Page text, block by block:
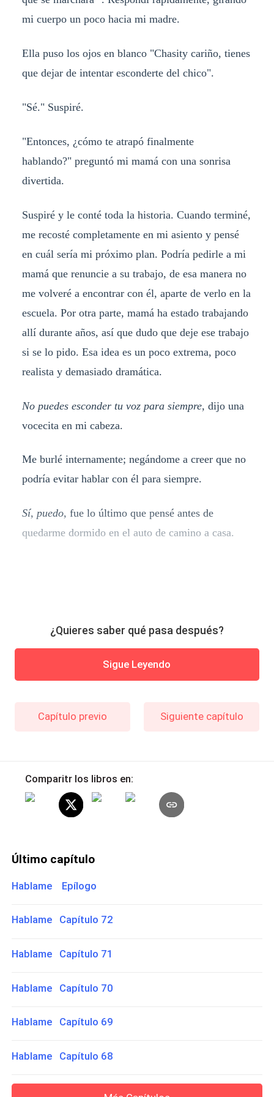
mi cuerpo un poco hacia mi madre.
Ella puso los ojos en blanco "Chasity cariño, tienes
que dejar de intentar esconderte del chico".
"Sé." Suspiré.
"Entonces, ¿cómo te atrapó finalmente
hablando?" preguntó mi mamá con una sonrisa
divertida.
Suspiré y le conté toda la historia. Cuando terminé,
me recosté completamente en mi asiento y pensé
en cuál sería mi próximo plan. Podría pedirle a mi
mamá que renuncie a su trabajo, de esa manera no
me volveré a encontrar con él, aparte de verlo en la
escuela. Por otra parte, mamá ha estado trabajando
allí durante años, así que dudo que deje ese trabajo
si se lo pido. Esa idea es un poco extrema, poco
realista y demasiado dramática.
No puedes esconder tu voz para siempre, dijo una
vocecita en mi cabeza.
Me burlé internamente; negándome a creer que no
podría evitar hablar con él para siempre.
Sí, puedo, fue lo último que pensé antes de
quedarme dormido en el auto de camino a casa.
¿Quieres saber qué pasa después?
Sigue Leyendo
Capítulo previo Siguiente capítulo
Comparitr los libros en:
Último capítulo
Hablame Epílogo
Hablame Capítulo 72
Hablame Capítulo 71
Hablame Capítulo 70
Hablame Capítulo 69
Hablame Capítulo 68